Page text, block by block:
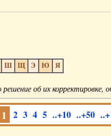
Ш Щ Э Ю Я
об их корректировке,
1 2 3 4 5 ..+10 ..+50